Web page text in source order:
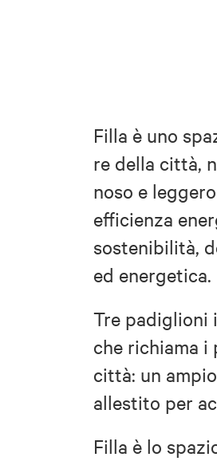
Filla è uno
re della città,
noso e
efficienza
sostenibilità,
ed energetica.
Tre padiglioni
che richiama
città: un
allestito per
Filla è lo